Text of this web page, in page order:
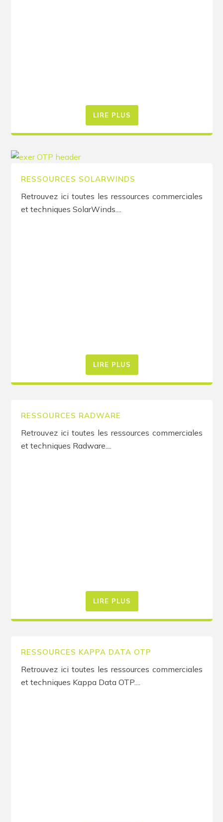
LIRE PLUS
RESSOURCES SOLARWINDS
Retrouvez ici toutes les ressources commerciales
et techniques SolarWinds....
LIRE PLUS
RESSOURCES RADWARE
Retrouvez ici toutes les ressources commerciales
et techniques Radware....
LIRE PLUS
RESSOURCES KAPPA DATA OTP
Retrouvez ici toutes les ressources commerciales
et techniques Kappa Data OTP....